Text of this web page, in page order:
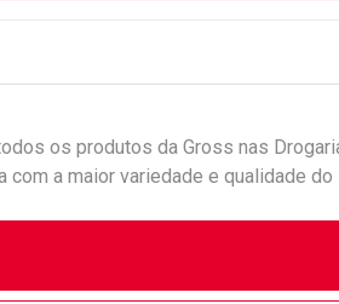
os produtos da Gross nas
com a maior variedade e qualidade do